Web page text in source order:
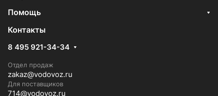
Помощь
Контакты
8 495 921-34-34
Отдел продаж
zakaz@vodovoz.ru
Для поставщиков
714@vodovoz.ru